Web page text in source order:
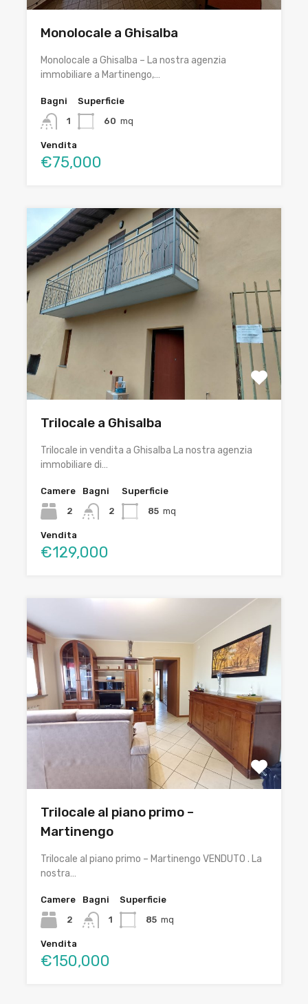
Monolocale a Ghisalba
Monolocale a Ghisalba – La nostra agenzia
immobiliare a Martinengo,…
Bagni
1
Superficie
60 mq
Vendita
€75,000
Trilocale a Ghisalba
Trilocale in vendita a Ghisalba La nostra agenzia
immobiliare di…
Camere
2
Bagni
2
Superficie
85 mq
Vendita
€129,000
Trilocale al piano primo –
Martinengo
Trilocale al piano primo – Martinengo VENDUTO . La
nostra…
Camere
2
Bagni
1
Superficie
85 mq
Vendita
€150,000